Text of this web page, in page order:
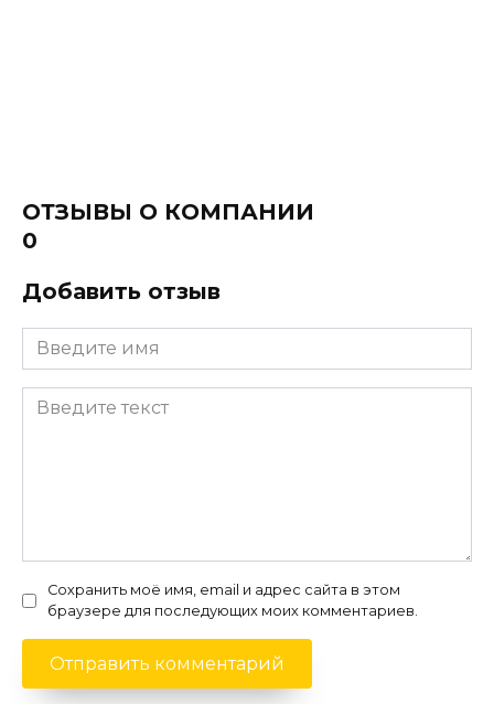
ОТЗЫВЫ О КОМПАНИИ
0
Добавить отзыв
Сохранить моё имя, email и адрес сайта в этом
браузере для последующих моих комментариев.